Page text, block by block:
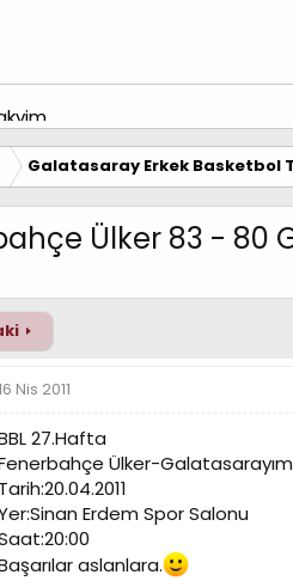
Galatasaray Erkek Basketbol
Ülker 83 - 80
Nis 2011
27.Hafta
Ülker-
Tarih:20.04.2011
Erdem Spor Salonu
aslanlara.